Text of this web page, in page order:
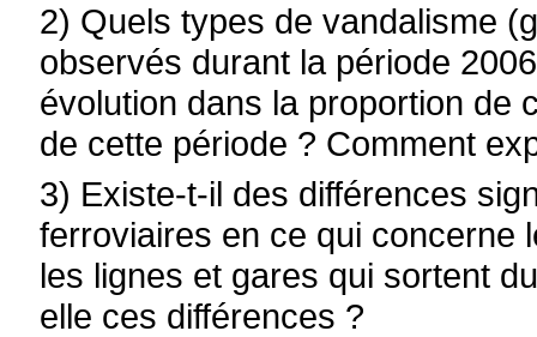
2) Quels types de vandalisme
observés durant la période
évolution dans la proportion de
de cette période ? Comment
3) Existe-t-il des différences
ferroviaires en ce qui concerne
les lignes et gares qui sortent
elle ces différences ?